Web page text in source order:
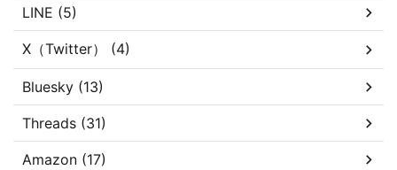
LINE (5)
X（Twitter） (4)
Bluesky (13)
Threads (31)
Amazon (17)